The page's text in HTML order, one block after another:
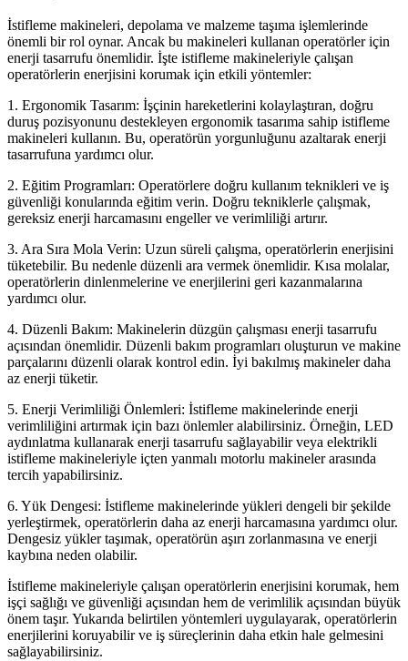
İstifleme makineleri, depolama ve malzeme taşıma işlemlerinde
önemli bir rol oynar. Ancak bu makineleri kullanan operatörler için
enerji tasarrufu önemlidir. İşte istifleme makineleriyle çalışan
operatörlerin enerjisini korumak için etkili yöntemler:
1. Ergonomik Tasarım: İşçinin hareketlerini kolaylaştıran, doğru
duruş pozisyonunu destekleyen ergonomik tasarıma sahip istifleme
makineleri kullanın. Bu, operatörün yorgunluğunu azaltarak enerji
tasarrufuna yardımcı olur.
2. Eğitim Programları: Operatörlere doğru kullanım teknikleri ve iş
güvenliği konularında eğitim verin. Doğru tekniklerle çalışmak,
gereksiz enerji harcamasını engeller ve verimliliği artırır.
3. Ara Sıra Mola Verin: Uzun süreli çalışma, operatörlerin enerjisini
tüketebilir. Bu nedenle düzenli ara vermek önemlidir. Kısa molalar,
operatörlerin dinlenmelerine ve enerjilerini geri kazanmalarına
yardımcı olur.
4. Düzenli Bakım: Makinelerin düzgün çalışması enerji tasarrufu
açısından önemlidir. Düzenli bakım programları oluşturun ve makine
parçalarını düzenli olarak kontrol edin. İyi bakılmış makineler daha
az enerji tüketir.
5. Enerji Verimliliği Önlemleri: İstifleme makinelerinde enerji
verimliliğini artırmak için bazı önlemler alabilirsiniz. Örneğin, LED
aydınlatma kullanarak enerji tasarrufu sağlayabilir veya elektrikli
istifleme makineleriyle içten yanmalı motorlu makineler arasında
tercih yapabilirsiniz.
6. Yük Dengesi: İstifleme makinelerinde yükleri dengeli bir şekilde
yerleştirmek, operatörlerin daha az enerji harcamasına yardımcı olur.
Dengesiz yükler taşımak, operatörün aşırı zorlanmasına ve enerji
kaybına neden olabilir.
İstifleme makineleriyle çalışan operatörlerin enerjisini korumak, hem
işçi sağlığı ve güvenliği açısından hem de verimlilik açısından büyük
önem taşır. Yukarıda belirtilen yöntemleri uygulayarak, operatörlerin
enerjilerini koruyabilir ve iş süreçlerinin daha etkin hale gelmesini
sağlayabilirsiniz.